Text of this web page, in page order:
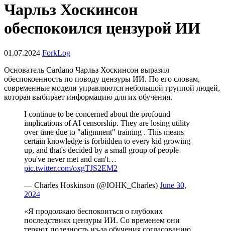
Чарльз Хоскинсон
обеспокоился цензурой ИИ
01.07.2024 ForkLog
Основатель Cardano Чарльз Хоскинсон выразил
обеспокоенность по поводу цензуры ИИ. По его словам,
современные модели управляются небольшой группой людей,
которая выбирает информацию для их обучения.
I continue to be concerned about the profound
implications of AI censorship. They are losing utility
over time due to "alignment" training . This means
certain knowledge is forbidden to every kid growing
up, and that's decided by a small group of people
you've never met and can't…
pic.twitter.com/oxgTJS2EM2
— Charles Hoskinson (@IOHK_Charles) June 30,
2024
«Я продолжаю беспокоиться о глубоких
последствиях цензуры ИИ. Со временем они
теряют полезность из-за обучения согласованию.